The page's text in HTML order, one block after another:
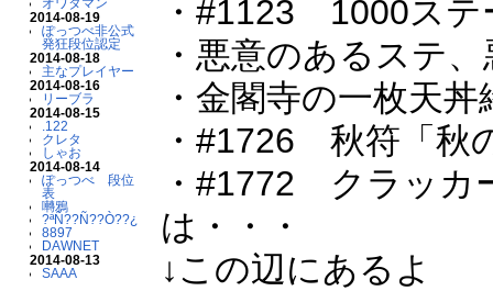
2014-08-19
ぽっつべ非公式
発狂段位認定
2014-08-18
主なプレイヤー
2014-08-16
リーブラ
2014-08-15
.122
クレタ
しゃお
2014-08-14
ぽっつべ 段位
表
囀鴉
?ªÑ??Ñ??Ò??¿
8897
DAWNET
2014-08-13
SAAA
・#1123 1000ス
・悪意のあるステ
・金閣寺の一枚天
・#1726 秋符「秋
・#1772 クラッカ
↓この辺にあるよ